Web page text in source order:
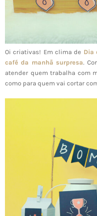
Oi criativas! Em clima de Dia
café da manhã surpresa.
atender quem trabalha com
como para quem vai cortar